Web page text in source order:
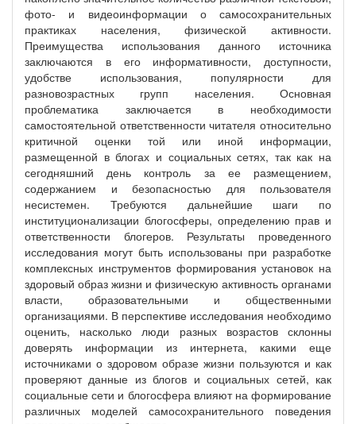
фото- и видеоинформации о самосохранительных
практиках населения, физической активности.
Преимущества использования данного источника
заключаются в его информативности, доступности,
удобстве использования, популярности для
разновозрастных групп населения. Основная
проблематика заключается в необходимости
самостоятельной ответственности читателя относительно
критичной оценки той или иной информации,
размещенной в блогах и социальных сетях, так как на
сегодняшний день контроль за ее размещением,
содержанием и безопасностью для пользователя
несистемен. Требуются дальнейшие шаги по
институционализации блогосферы, определению прав и
ответственности блогеров. Результаты проведенного
исследования могут быть использованы при разработке
комплексных инструментов формирования установок на
здоровый образ жизни и физическую активность органами
власти, образовательными и общественными
организациями. В перспективе исследования необходимо
оценить, насколько люди разных возрастов склонны
доверять информации из интернета, какими еще
источниками о здоровом образе жизни пользуются и как
проверяют данные из блогов и социальных сетей, как
социальные сети и блогосфера влияют на формирование
различных моделей самосохранительного поведения